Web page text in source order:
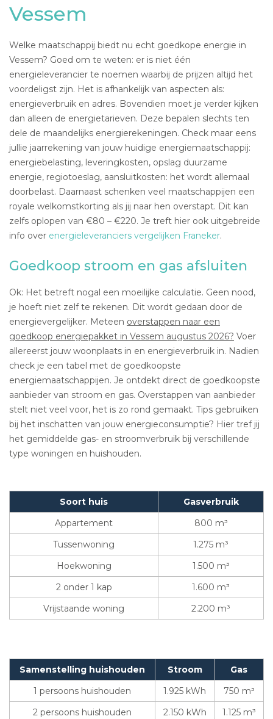
Vessem
Welke maatschappij biedt nu echt goedkope energie in
Vessem? Goed om te weten: er is niet één
energieleverancier te noemen waarbij de prijzen altijd het
voordeligst zijn. Het is afhankelijk van aspecten als:
energieverbruik en adres. Bovendien moet je verder kijken
dan alleen de energietarieven. Deze bepalen slechts ten
dele de maandelijks energierekeningen. Check maar eens
jullie jaarrekening van jouw huidige energiemaatschappij:
energiebelasting, leveringkosten, opslag duurzame
energie, regiotoeslag, aansluitkosten: het wordt allemaal
doorbelast. Daarnaast schenken veel maatschappijen een
royale welkomstkorting als jij naar hen overstapt. Dit kan
zelfs oplopen van €80 – €220. Je treft hier ook uitgebreide
info over energieleveranciers vergelijken Franeker.
Goedkoop stroom en gas afsluiten
Ok: Het betreft nogal een moeilijke calculatie. Geen nood,
je hoeft niet zelf te rekenen. Dit wordt gedaan door de
energievergelijker. Meteen overstappen naar een
goedkoop energiepakket in Vessem augustus 2026? Voer
allereerst jouw woonplaats in en energieverbruik in. Nadien
check je een tabel met de goedkoopste
energiemaatschappijen. Je ontdekt direct de goedkoopste
aanbieder van stroom en gas. Overstappen van aanbieder
stelt niet veel voor, het is zo rond gemaakt. Tips gebruiken
bij het inschatten van jouw energieconsumptie? Hier tref jij
het gemiddelde gas- en stroomverbruik bij verschillende
type woningen en huishouden.
Soort huis
Gasverbruik
Appartement
800 m³
Tussenwoning
1.275 m³
Hoekwoning
1.500 m³
2 onder 1 kap
1.600 m³
Vrijstaande woning
2.200 m³
Samenstelling huishouden Stroom
Gas
1 persoons huishouden
1.925 kWh
750 m³
2 persoons huishouden
2.150 kWh
1.125 m³